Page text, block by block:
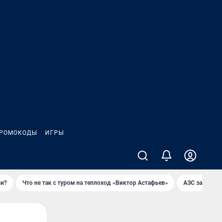
ИГРЫ
Что не так с туром на теплоход «Виктор Астафьев» AЗС